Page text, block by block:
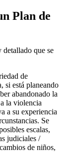
Plan de
detallado que se
de
si está planeando
abandonado la
la violencia
a su experiencia
Se
escalas,
judiciales /
de niños,